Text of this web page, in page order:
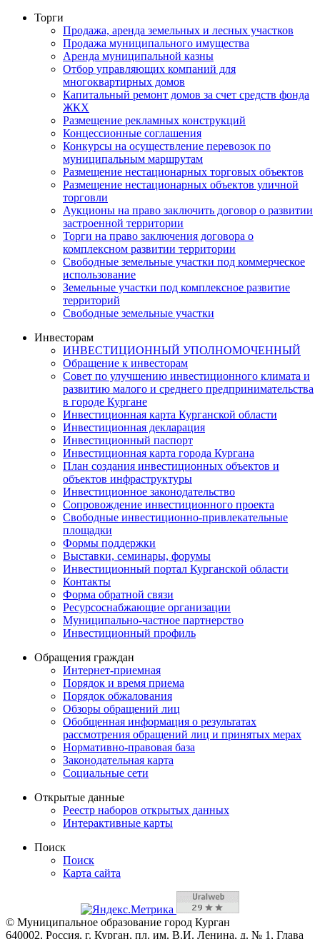
Торги
Продажа, аренда земельных и лесных участков
Продажа муниципального имущества
Аренда муниципальной казны
Отбор управляющих компаний для
многоквартирных домов
Капитальный ремонт домов за счет средств фонда
ЖКХ
Размещение рекламных конструкций
Концессионные соглашения
Конкурсы на осуществление перевозок по
муниципальным маршрутам
Размещение нестационарных торговых объектов
Размещение нестационарных объектов уличной
торговли
Аукционы на право заключить договор о развитии
застроенной территории
Торги на право заключения договора о
комплексном развитии территории
Свободные земельные участки под коммерческое
использование
Земельные участки под комплексное развитие
территорий
Свободные земельные участки
Инвесторам
ИНВЕСТИЦИОННЫЙ УПОЛНОМОЧЕННЫЙ
Обращение к инвесторам
Совет по улучшению инвестиционного климата и
развитию малого и среднего предпринимательства
в городе Кургане
Инвестиционная карта Курганской области
Инвестиционная декларация
Инвестиционный паспорт
Инвестиционная карта города Кургана
План создания инвестиционных объектов и
объектов инфраструктуры
Инвестиционное законодательство
Сопровождение инвестиционного проекта
Свободные инвестиционно-привлекательные
площадки
Формы поддержки
Выставки, семинары, форумы
Инвестиционный портал Курганской области
Контакты
Форма обратной связи
Ресурсоснабжающие организации
Муниципально-частное партнерство
Инвестиционный профиль
Обращения граждан
Интернет-приемная
Порядок и время приема
Порядок обжалования
Обзоры обращений лиц
Обобщенная информация о результатах
рассмотрения обращений лиц и принятых мерах
Нормативно-правовая база
Законодательная карта
Социальные сети
Открытые данные
Реестр наборов открытых данных
Интерактивные карты
Поиск
Поиск
Карта сайта
© Муниципальное образование город Курган
640002, Россия, г. Курган, пл. им. В.И. Ленина, д. № 1, Глава